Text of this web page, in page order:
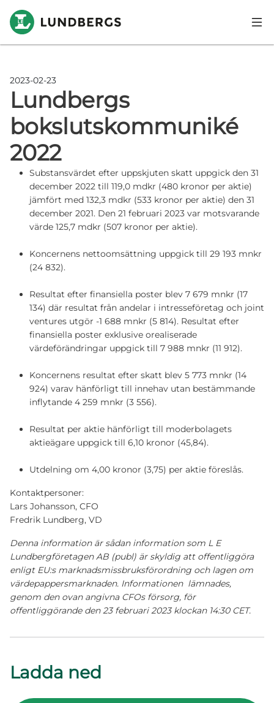
Hoppa till huvudinnehåll
2023-02-23
Lundbergs
bokslutskommuniké
2022
Substansvärdet efter uppskjuten skatt uppgick den 31
december 2022 till 119,0 mdkr (480 kronor per aktie)
jämfört med 132,3 mdkr (533 kronor per aktie) den 31
december 2021. Den 21 februari 2023 var motsvarande
värde 125,7 mdkr (507 kronor per aktie).
Koncernens nettoomsättning uppgick till 29 193 mnkr
(24 832).
Resultat efter finansiella poster blev 7 679 mnkr (17
134) där resultat från andelar i intresseföretag och joint
ventures utgör -1 688 mnkr (5 814). Resultat efter
finansiella poster exklusive orealiserade
värdeförändringar uppgick till 7 988 mnkr (11 912).
Koncernens resultat efter skatt blev 5 773 mnkr (14
924) varav hänförligt till innehav utan bestämmande
inflytande 4 259 mnkr (3 556).
Resultat per aktie hänförligt till moderbolagets
aktieägare uppgick till 6,10 kronor (45,84).
Utdelning om 4,00 kronor (3,75) per aktie föreslås.
Kontaktpersoner:
Lars Johansson, CFO
Fredrik Lundberg, VD
Denna information är sådan information som L E
Lundbergföretagen AB (publ) är skyldig att offentliggöra
enligt EU:s marknadsmissbruksförordning och lagen om
värdepappersmarknaden. Informationen lämnades,
genom den ovan angivna CFOs försorg, för
offentliggörande den 23 februari 2023 klockan 14:30 CET.
Ladda ned